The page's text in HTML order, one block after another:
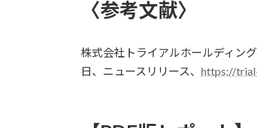
〈参考文献〉
株式会社トライアルホールディン
日、ニュースリリース、 https://